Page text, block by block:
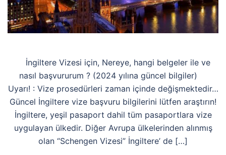
İngiltere Vizesi için, Nereye, hangi belgeler ile ve
nasıl başvururum ? (2024 yılına güncel bilgiler)
Uyarı! : Vize prosedürleri zaman içinde değişmektedir…
Güncel İngiltere vize başvuru bilgilerini lütfen araştırın!
İngiltere, yeşil pasaport dahil tüm pasaportlara vize
uygulayan ülkedir. Diğer Avrupa ülkelerinden alınmış
olan “Schengen Vizesi” İngiltere’ de […]